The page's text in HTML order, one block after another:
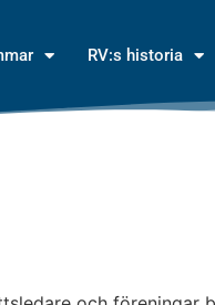
RV:s historia